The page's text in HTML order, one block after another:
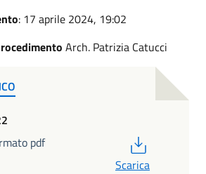
: 17 aprile 2024, 19:02
Arch. Patrizia Catucci
pdf
Scarica